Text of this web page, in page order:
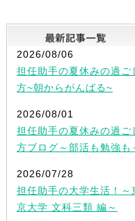
2026/08/06
担任助手の夏休みの過ご
方~朝からがんばる~
2026/08/01
担任助手の夏休みの過ご
方ブログ～部活も勉強も
2026/07/28
担任助手の大学生活！～
京大学 文科三類 編～